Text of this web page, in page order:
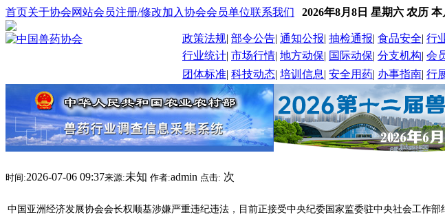
首页关于协会网站会员注册/修改加入协会会员单位联系我们 2026年8月8日 星期六 农历
政策法规| 部令公告| 通知公报| 抽检通报| 食品安全| 行
行业统计| 市场行情| 地方动保| 国际动保| 分支机构| 会
团体标准| 科技动态| 培训信息| 安全用药| 办事指南| 行
时间:2026-07-06 09:37来源:未知 作者:admin 点击: 次
中国亚洲经济发展协会会长权顺基涉嫌严重违纪违法，目前正接受中央纪委国家监委驻中央社会工作